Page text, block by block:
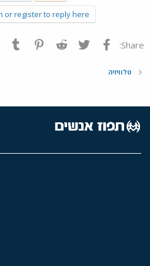
or register to reply here.
Share: פייסבוק Twitter
Reddit
טלוויזיה